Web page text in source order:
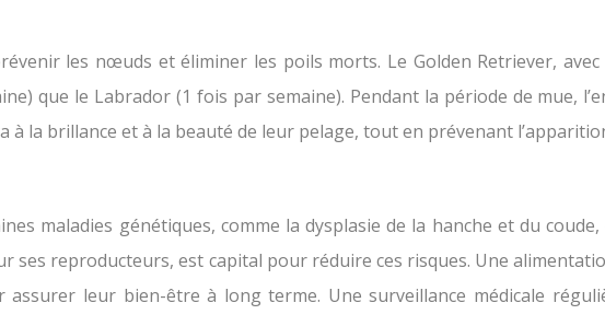
les nœuds et éliminer les poils morts. Le Golden Retriever,
que le Labrador (1 fois par semaine). Pendant la période de mue,
la brillance et à la beauté de leur pelage, tout en prévenant
maladies génétiques, comme la dysplasie de la hanche et du
ses reproducteurs, est capital pour réduire ces risques. Une
leur bien-être à long terme. Une surveillance médicale